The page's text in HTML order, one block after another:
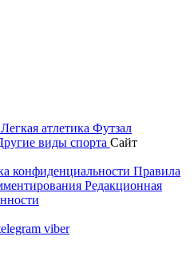
Легкая атлетика Футзал
виды спорта Сайт
конфиденциальности Правила
Редакционная
viber